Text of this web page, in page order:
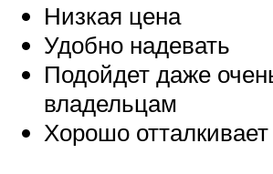
Низкая цена
Удобно надевать
Подойдет даже
владельцам
Хорошо отталкивает